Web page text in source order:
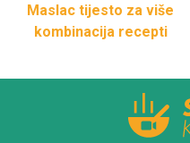
Maslac tijesto za više
kombinacija recepti